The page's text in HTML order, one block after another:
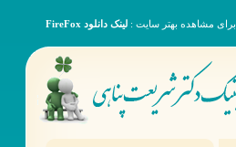
برای مشاهده بهتر سایت : لینک دانلود FireFox